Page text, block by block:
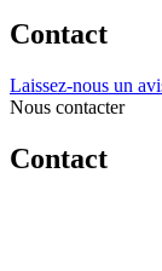
Contact
Laissez-nous un
Nous contacter
Contact